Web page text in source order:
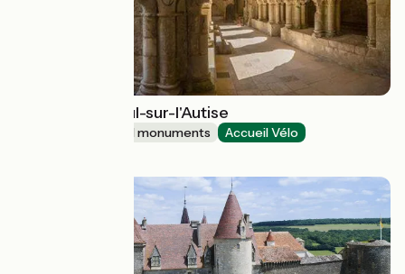
Abbaye de Nieul-sur-l'Autise
Sites and historical monuments Accueil Vélo